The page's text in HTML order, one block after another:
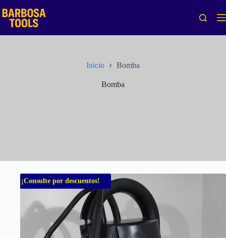
al
contenido
Inicio Bomba
Bomba
¡Consulte por descuentos!